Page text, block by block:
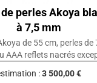
perles Akoya
à 7,5 mm
de 55 cm, perles de
AAA reflets nacrés
:3 500,00 €